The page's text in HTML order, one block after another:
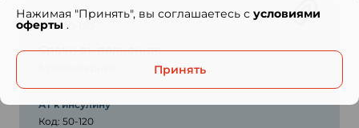
Код: 50-120
Сроки выполнения:
АТ к инсулину
Код: 50-120
Нажимая "Принять", вы соглашаетесь с условиями
оферты .
Принять